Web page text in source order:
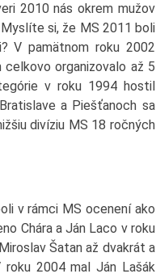
2010 nás okrem mužov
si, že MS 2011 boli
V pamätnom roku 2002
organizovalo až 5
v roku 1994 hostil
a Piešťanoch sa
divíziu MS 18 ročných
v rámci MS ocenení ako
Chára a Ján Laco v roku
Šatan až dvakrát a
2004 mal Ján Lašák